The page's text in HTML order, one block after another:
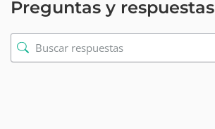
Preguntas y respuestas